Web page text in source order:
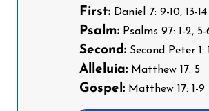
First:Daniel 7: 9-10, 13-14
Psalm:Psalms 97: 1-2, 5-
Second:Second Peter 1:
Alleluia:Matthew 17: 5
Gospel:Matthew 17: 1-9